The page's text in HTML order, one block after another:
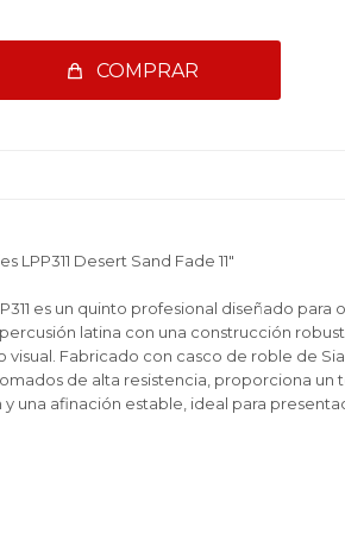
COMPRAR
LPP311 Desert Sand Fade 11"
es un quinto profesional diseñado para
latina con una construcción
Fabricado con casco de roble de
de alta resistencia, proporciona un
una afinación estable, ideal para